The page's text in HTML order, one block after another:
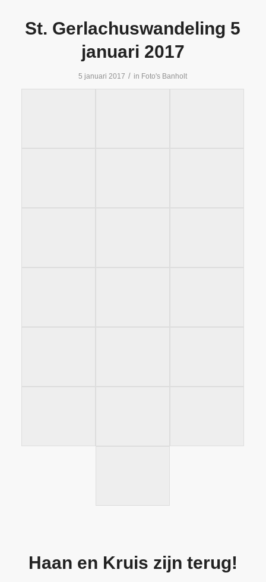
St. Gerlachuswandeling 5
januari 2017
5 januari 2017 / in Foto's Banholt
Haan en Kruis zijn terug!